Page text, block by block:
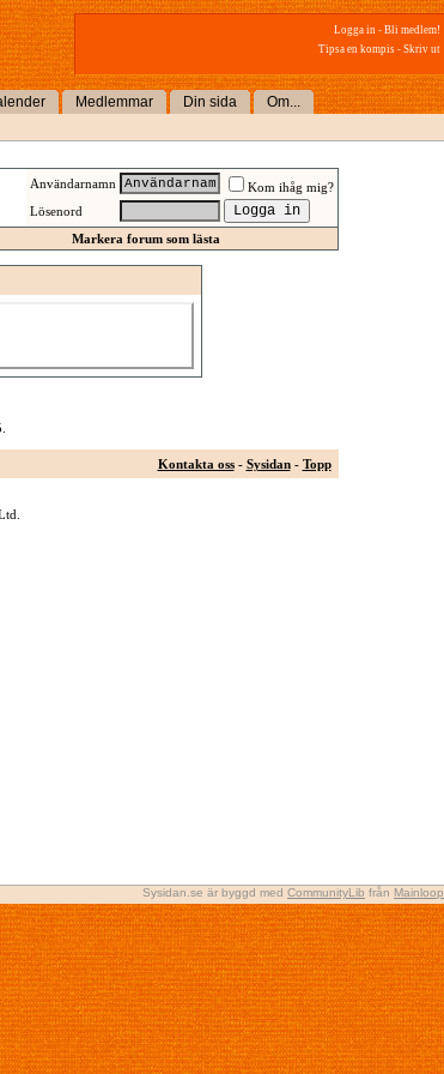
Logga in - Bli medlem!
Tipsa en kompis - Skriv ut
Medlemmar Din sida Om...
Användarnamn
Kom ihåg mig?
Lösenord
Markera forum som lästa
Kontakta oss- Sysidan- Topp
Sysidan.se är byggd med CommunityLib från Mainloop